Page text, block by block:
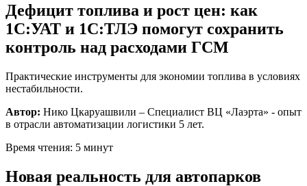
Дефицит топлива и рост цен: как
1С:УАТ и 1С:ТЛЭ помогут сохранить
контроль над расходами ГСМ
Практические инструменты для экономии топлива в условиях
нестабильности.
Автор: Нико Цкаруашвили – Специалист ВЦ «Лаэрта» - опыт
в отрасли автоматизации логистики 5 лет.
Время чтения: 5 минут
Новая реальность для автопарков